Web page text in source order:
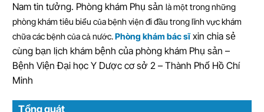
Nam tin tưởng. Phòng khám Phụ sản là một trong những
phòng khám tiêu biểu của bệnh viện đi đầu trong lĩnh vực khám
chữa các bệnh của cả nước.Phòng khám bác sĩxin chia sẻ
cùng bạn lịch khám bệnh của phòng khám Phụ sản –
Bệnh Viện Đại học Y Dược cơ sở 2 – Thành Phố Hồ Chí
Minh
Tổng quát